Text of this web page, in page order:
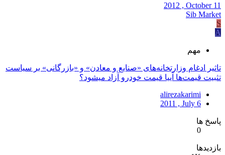
2012 , October 11
Sib Market
S
A
مهم
تاثیر ادغام وزارتخانه‌های «صنایع و معادن» و «بازرگانی» بر سیاست
تثبیت قیمت‌ها آییا قیمت خودرو آزاد میشود؟
alirezakarimi
2011 , July 6
پاسخ ها
0
بازدیدها